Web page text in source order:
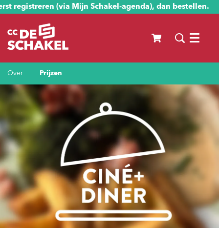
registreren (via Mijn Schakel-agenda), dan bestellen.
Menu
Over Prijzen